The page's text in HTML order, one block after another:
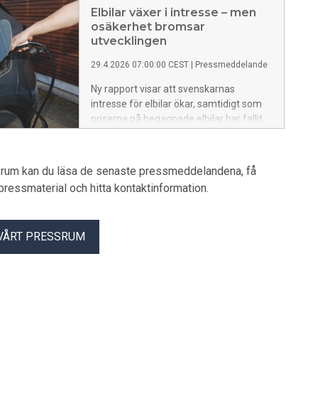
Elbilar växer i intresse – men
osäkerhet bromsar
utvecklingen
29.4.2026 07:00:00 CEST Pressmeddelande
Ny rapport visar att svenskarnas
intresse för elbilar ökar, samtidigt som
priserna på begagnade elbilar har fallit
kan du läsa de senaste pressmeddelandena, få
och hitta kontaktinformation.
PRESSRUM